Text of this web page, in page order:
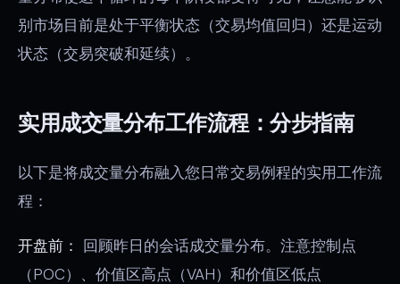
别市场目前是处于平衡状态（交易均值回归）还是运动
状态（交易突破和延续）。
实用成交量分布工作流程：分步指南
以下是将成交量分布融入您日常交易例程的实用工作流
程：
开盘前： 回顾昨日的会话成交量分布。注意控制点
（POC）、价值区高点（VAH）和价值区低点